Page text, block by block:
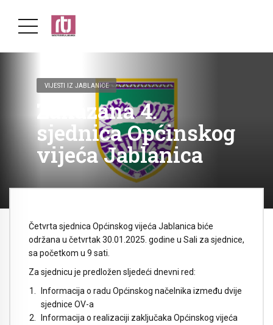
VIJESTI IZ JABLANICE
Zakazana 4.
sjednica Općinskog
vijeća Jablanica
Četvrta sjednica Općinskog vijeća Jablanica biće
održana u četvrtak 30.01.2025. godine u Sali za sjednice,
sa početkom u 9 sati.
Za sjednicu je predložen sljedeći dnevni red:
Informacija o radu Općinskog načelnika između dvije
sjednice OV-a
Informacija o realizaciji zaključaka Općinskog vijeća